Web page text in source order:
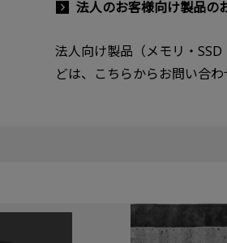
法人のお客様向け製品の
法人向け製品（メモリ・
どは、こちらからお問い合わ